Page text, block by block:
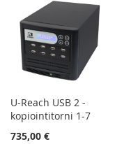
U-Reach USB 2 -
kopiointitorni 1-7
735,00 €